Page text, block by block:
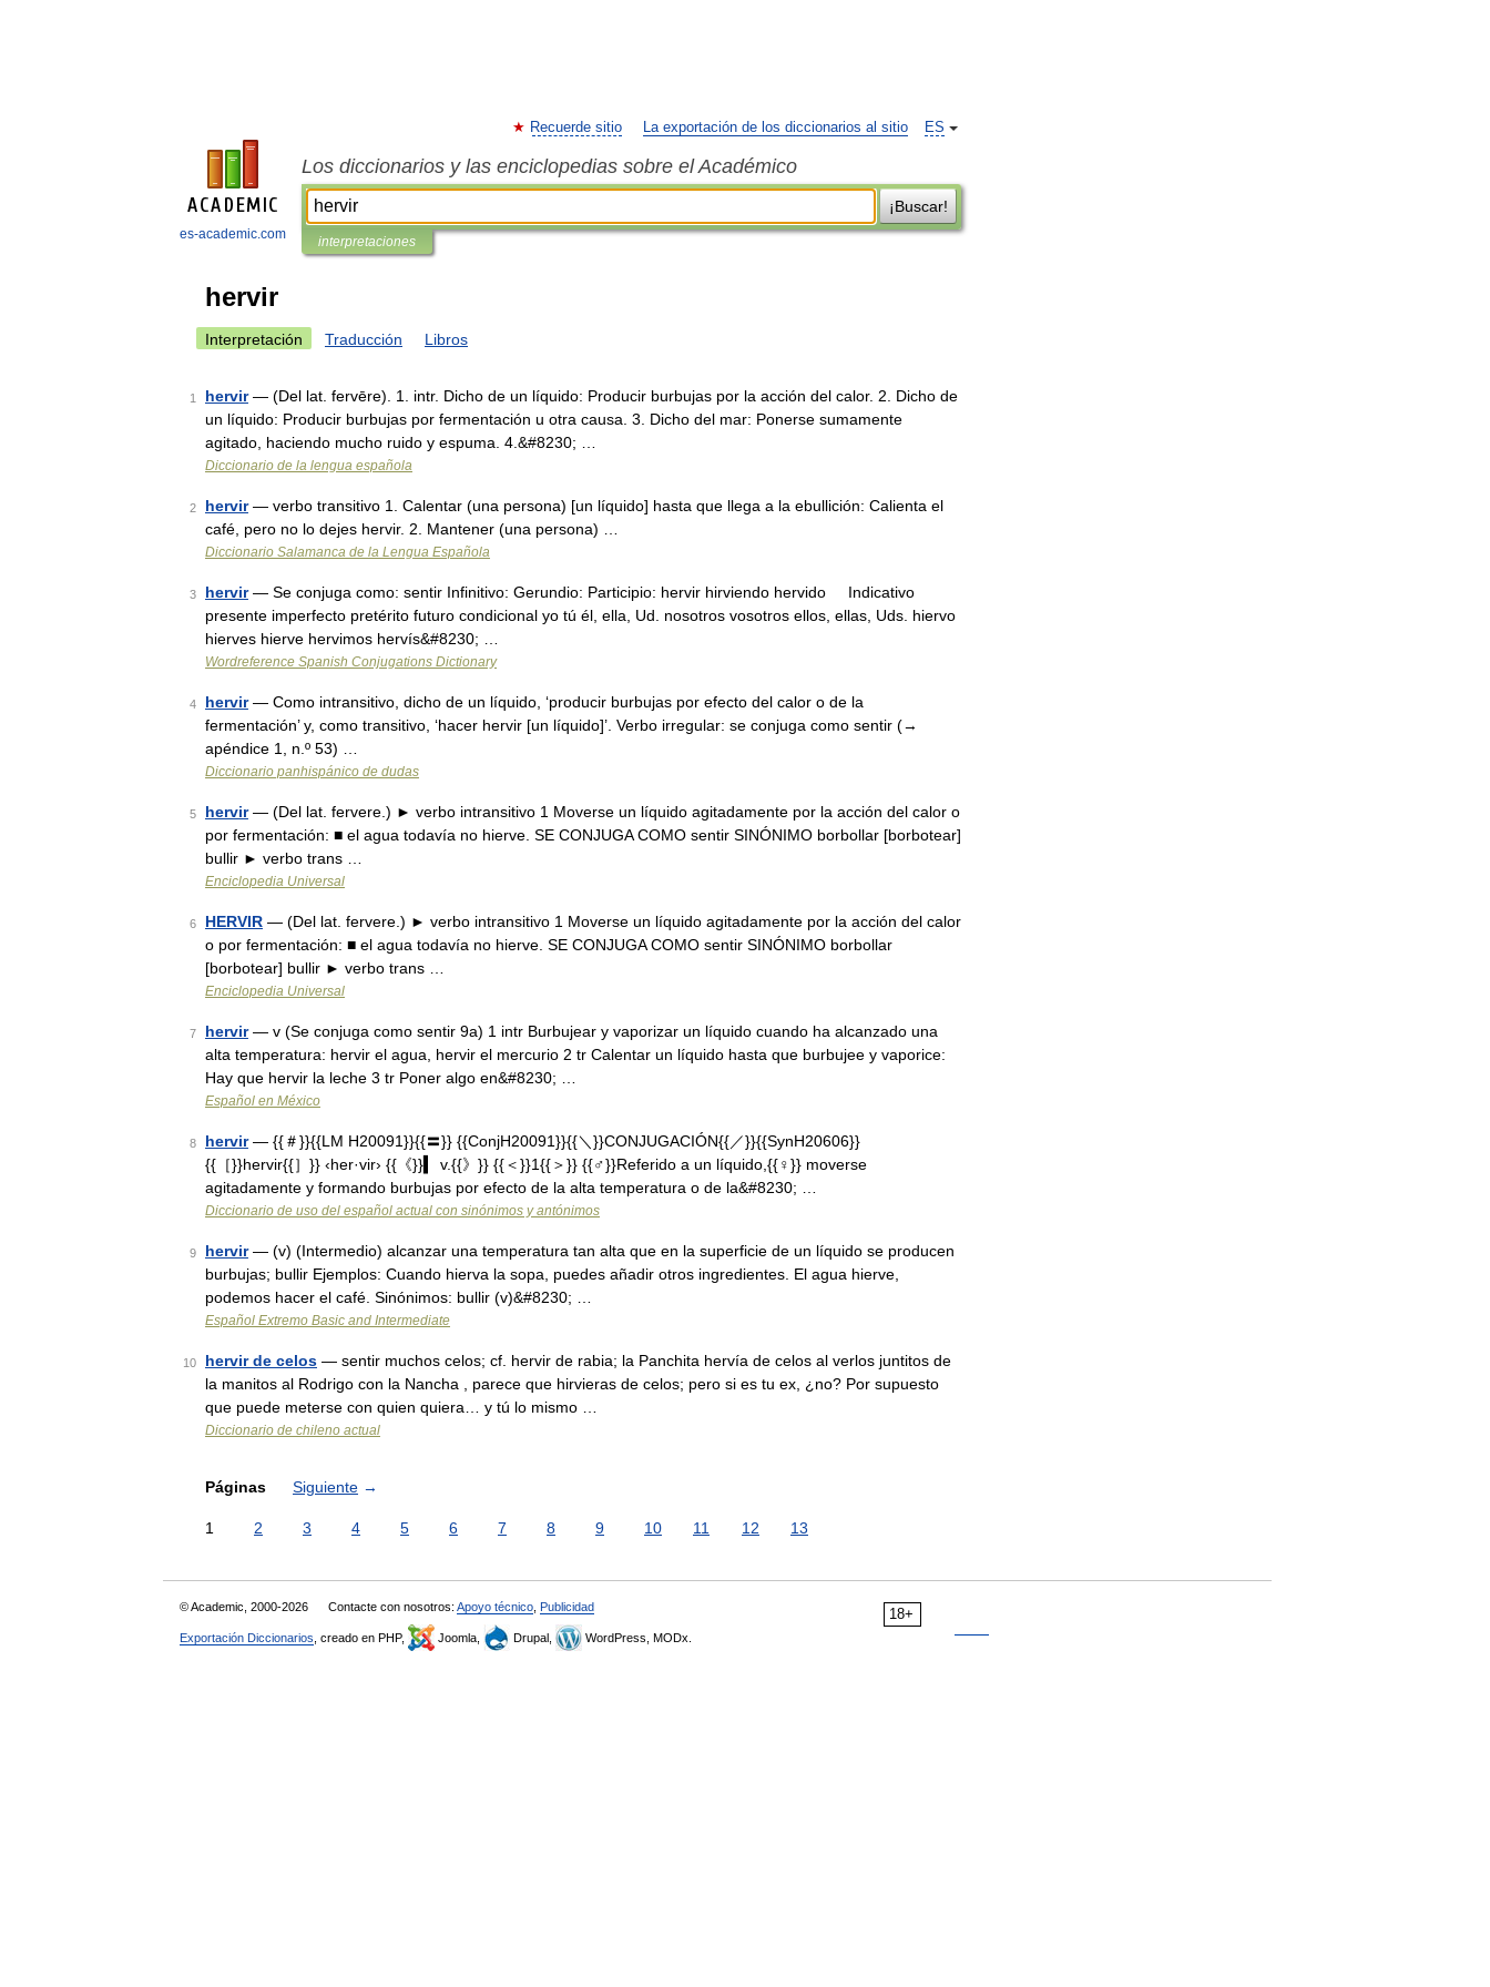
es-academic.com
ES
Recuerde sitio La exportación de los diccionarios al sitio
Los diccionarios y las enciclopedias sobre el Académico
¡Buscar!
interpretaciones
hervir
Interpretación Traducción Libros
1 hervir— (Del lat. fervēre). 1. intr. Dicho de un líquido: Producir burbujas por la acción del calor. 2. Dicho de
un líquido: Producir burbujas por fermentación u otra causa. 3. Dicho del mar: Ponerse sumamente
agitado, haciendo mucho ruido y espuma. 4.&#8230; …
Diccionario de la lengua española
2 hervir— verbo transitivo 1. Calentar (una persona) [un líquido] hasta que llega a la ebullición: Calienta el
café, pero no lo dejes hervir. 2. Mantener (una persona) …
Diccionario Salamanca de la Lengua Española
3 hervir— Se conjuga como: sentir Infinitivo: Gerundio: Participio: hervir hirviendo hervido Indicativo
presente imperfecto pretérito futuro condicional yo tú él, ella, Ud. nosotros vosotros ellos, ellas, Uds. hiervo
hierves hierve hervimos hervís&#8230; …
Wordreference Spanish Conjugations Dictionary
4 hervir— Como intransitivo, dicho de un líquido, ‘producir burbujas por efecto del calor o de la
fermentación’ y, como transitivo, ‘hacer hervir [un líquido]’. Verbo irregular: se conjuga como sentir (→
apéndice 1, n.º 53) …
Diccionario panhispánico de dudas
5 hervir— (Del lat. fervere.) ► verbo intransitivo 1 Moverse un líquido agitadamente por la acción del calor o
por fermentación: ■ el agua todavía no hierve. SE CONJUGA COMO sentir SINÓNIMO borbollar [borbotear]
bullir ► verbo trans …
Enciclopedia Universal
6 HERVIR — (Del lat. fervere.) ► verbo intransitivo 1 Moverse un líquido agitadamente por la acción del calor
o por fermentación: ■ el agua todavía no hierve. SE CONJUGA COMO sentir SINÓNIMO borbollar
[borbotear] bullir ► verbo trans …
Enciclopedia Universal
7 hervir— v (Se conjuga como sentir 9a) 1 intr Burbujear y vaporizar un líquido cuando ha alcanzado una
alta temperatura: hervir el agua, hervir el mercurio 2 tr Calentar un líquido hasta que burbujee y vaporice:
Hay que hervir la leche 3 tr Poner algo en&#8230; …
Español en México
8 hervir— {{＃}}{{LM H20091}}{{〓}} {{ConjH20091}}{{＼}}CONJUGACIÓN{{／}}{{SynH20606}}
{{［}}hervir{{］}} ‹her·vir› {{《}}▍ v.{{》}} {{＜}}1{{＞}} {{♂}}Referido a un líquido,{{♀}} moverse
agitadamente y formando burbujas por efecto de la alta temperatura o de la&#8230; …
Diccionario de uso del español actual con sinónimos y antónimos
9 hervir— (v) (Intermedio) alcanzar una temperatura tan alta que en la superficie de un líquido se producen
burbujas; bullir Ejemplos: Cuando hierva la sopa, puedes añadir otros ingredientes. El agua hierve,
podemos hacer el café. Sinónimos: bullir (v)&#8230; …
Español Extremo Basic and Intermediate
10 hervir de celos — sentir muchos celos; cf. hervir de rabia; la Panchita hervía de celos al verlos juntitos de
la manitos al Rodrigo con la Nancha , parece que hirvieras de celos; pero si es tu ex, ¿no? Por supuesto
que puede meterse con quien quiera… y tú lo mismo …
Diccionario de chileno actual
Páginas Siguiente →
1 2 3 4 5 6 7 8 9 10 11 12 13
18+
© Academic, 2000-2026 Contacte con nosotros: Apoyo técnico Publicidad
Exportación Diccionarios , creado en PHP, Joomla, Drupal, WordPress, MODx.